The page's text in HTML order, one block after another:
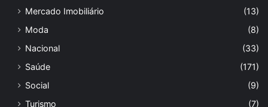
Mercado Imobiliário
(13)
Moda
(8)
Nacional
(33)
Saúde
(171)
Social
(9)
Turismo
(7)